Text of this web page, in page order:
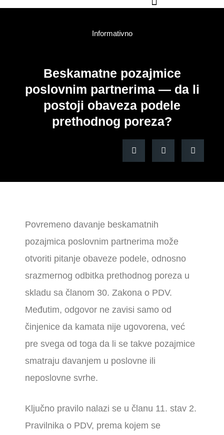
021/557-539 office@trgoservis.com
Informativno
Beskamatne pozajmice
poslovnim partnerima — da li
postoji obaveza podele
prethodnog poreza?
Povremeno davanje beskamatnih
pozajmica poslovnim partnerima može
otvoriti pitanje obaveze podele, odnosno
srazmernog odbitka prethodnog poreza u
skladu sa članom 30. Zakona o PDV.
Međutim, odgovor ne zavisi samo od
činjenice da kamata nije ugovorena, već
pre svega od toga da li se takve pozajmice
smatraju davanjem u poslovne ili
neposlovne svrhe.
Ključno pravilo nalazi se u članu 11. stav 2.
Pravilnika o PDV, prema kojem se